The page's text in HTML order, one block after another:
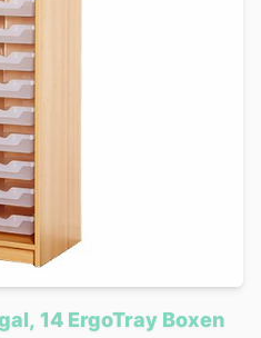
14 ErgoTray Boxen